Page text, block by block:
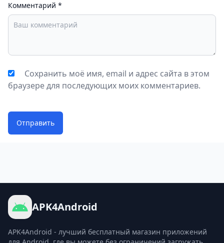
Комментарий *
Сохранить моё имя, email и адрес сайта в этом
браузере для последующих моих комментариев.
Отправить
APK4Android
APK4Android - лучший бесплатный магазин приложений